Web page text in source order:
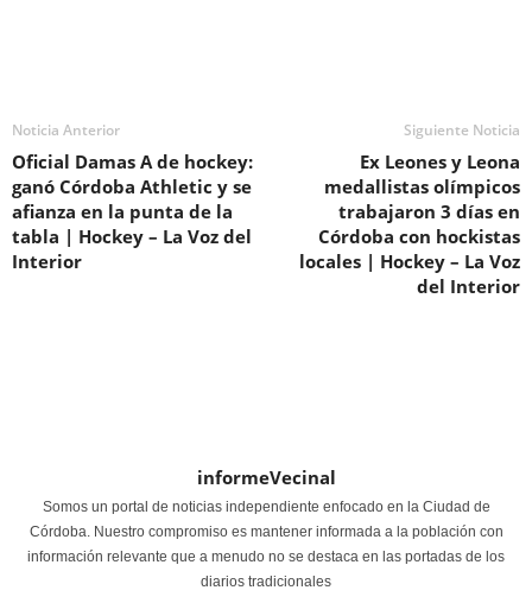
Noticia Anterior
Oficial Damas A de hockey:
ganó Córdoba Athletic y se
afianza en la punta de la
tabla | Hockey – La Voz del
Interior
Siguiente Noticia
Ex Leones y Leona
medallistas olímpicos
trabajaron 3 días en
Córdoba con hockistas
locales | Hockey – La Voz
del Interior
informeVecinal
Somos un portal de noticias independiente enfocado en la Ciudad de
Córdoba. Nuestro compromiso es mantener informada a la población con
información relevante que a menudo no se destaca en las portadas de los
diarios tradicionales